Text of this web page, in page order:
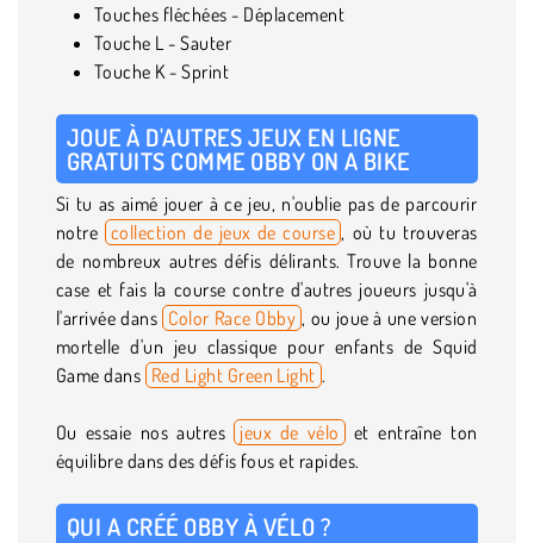
Touches fléchées - Déplacement
Touche L - Sauter
Touche K - Sprint
JOUE À D'AUTRES JEUX EN LIGNE
GRATUITS COMME OBBY ON A BIKE
Si tu as aimé jouer à ce jeu, n'oublie pas de parcourir
notre collection de jeux de course , où tu trouveras
de nombreux autres défis délirants. Trouve la bonne
case et fais la course contre d'autres joueurs jusqu'à
l'arrivée dans Color Race Obby , ou joue à une version
mortelle d'un jeu classique pour enfants de Squid
Game dans Red Light Green Light .
Ou essaie nos autres jeux de vélo et entraîne ton
équilibre dans des défis fous et rapides.
QUI A CRÉÉ OBBY À VÉLO ?